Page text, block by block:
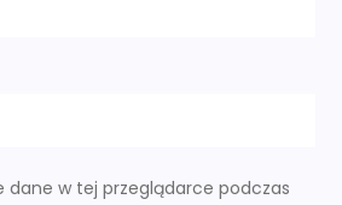
dane w tej przeglądarce podczas